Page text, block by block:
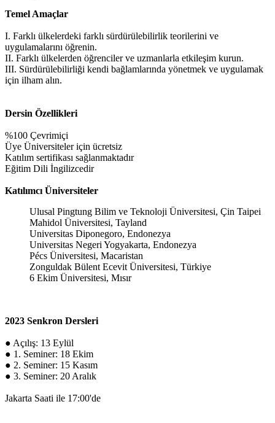
Temel Amaçlar
I. Farklı ülkelerdeki farklı sürdürülebilirlik teorilerini ve
uygulamalarını öğrenin.
II. Farklı ülkelerden öğrenciler ve uzmanlarla etkileşim kurun.
III. Sürdürülebilirliği kendi bağlamlarında yönetmek ve uygulamak
için ilham alın.
Dersin Özellikleri
%100 Çevrimiçi
Üye Üniversiteler için ücretsiz
Katılım sertifikası sağlanmaktadır
Eğitim Dili İngilizcedir
Katılımcı Üniversiteler
Ulusal Pingtung Bilim ve Teknoloji Üniversitesi, Çin Taipei
Mahidol Üniversitesi, Tayland
Universitas Diponegoro, Endonezya
Universitas Negeri Yogyakarta, Endonezya
Pécs Üniversitesi, Macaristan
Zonguldak Bülent Ecevit Üniversitesi, Türkiye
6 Ekim Üniversitesi, Mısır
2023 Senkron Dersleri
● Açılış: 13 Eylül
● 1. Seminer: 18 Ekim
● 2. Seminer: 15 Kasım
● 3. Seminer: 20 Aralık
Jakarta Saati ile 17:00'de